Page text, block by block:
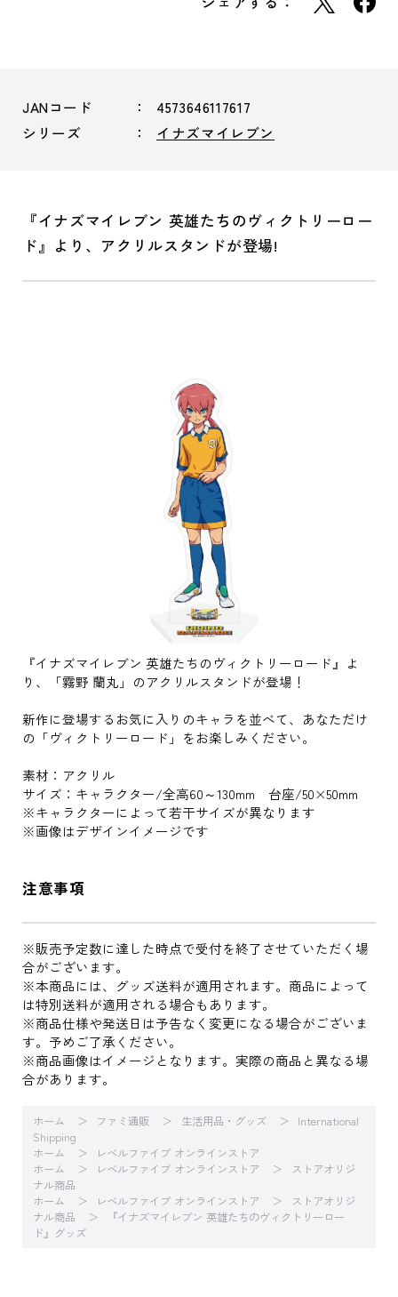
JANコード
4573646117617
シリーズ
イナズマイレブン
『イナズマイレブン 英雄たちのヴィクトリーロー
ド』より、アクリルスタンドが登場!
『イナズマイレブン 英雄たちのヴィクトリーロード』よ
り、「霧野 蘭丸」のアクリルスタンドが登場！
新作に登場するお気に入りのキャラを並べて、あなただけ
の「ヴィクトリーロード」をお楽しみください。
素材：アクリル
サイズ：キャラクター/全高60～130mm 台座/50×50mm
※キャラクターによって若干サイズが異なります
※画像はデザインイメージです
注意事項
※販売予定数に達した時点で受付を終了させていただく場
合がございます。
※本商品には、グッズ送料が適用されます。商品によって
は特別送料が適用される場合もあります。
※商品仕様や発送日は予告なく変更になる場合がございま
す。予めご了承ください。
※商品画像はイメージとなります。実際の商品と異なる場
合があります。
ホーム ファミ通販 生活用品・グッズ
International
Shipping
ホーム
レベルファイブ オンラインストア
ホーム
レベルファイブ オンラインストア
ストアオリジ
ナル商品
ホーム
レベルファイブ オンラインストア
ストアオリジ
ナル商品
『イナズマイレブン 英雄たちのヴィクトリーロー
ド』グッズ